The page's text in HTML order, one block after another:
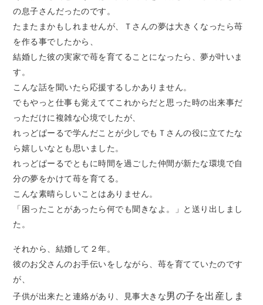
の息子さんだったのです。
たまたまかもしれませんが、Ｔさんの夢は大きくなったら苺
を作る事でしたから、
結婚した彼の実家で苺を育てることになったら、夢が叶いま
す。
こんな話を聞いたら応援するしかありません。
でもやっと仕事も覚えててこれからだと思った時の出来事だ
っただけに複雑な心境でしたが、
れっどぱーるで学んだことが少しでもＴさんの役に立てたな
ら嬉しいなとも思いました。
れっどぱーるでともに時間を過ごした仲間が新たな環境で自
分の夢をかけて苺を育てる。
こんな素晴らしいことはありません。
「困ったことがあったら何でも聞きなよ。」と送り出しまし
た。
それから、結婚して２年。
彼のお父さんのお手伝いをしながら、苺を育てていたのです
が、
子供が出来たと連絡があり、見事大きな男の子を出産しま